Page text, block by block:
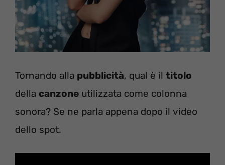
Tornando alla pubblicità, qual è il titolo
della canzone utilizzata come colonna
sonora? Se ne parla appena dopo il video
dello spot.